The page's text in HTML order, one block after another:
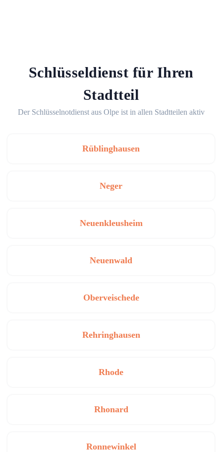
Schlüsseldienst für Ihren
Stadtteil
Der Schlüsselnotdienst aus Olpe ist in allen Stadtteilen aktiv
Rüblinghausen
Neger
Neuenkleusheim
Neuenwald
Oberveischede
Rehringhausen
Rhode
Rhonard
Ronnewinkel